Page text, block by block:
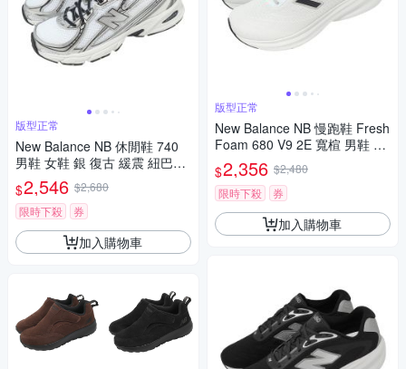
版型正常
New Balance NB 休閒鞋 740
男鞋 女鞋 銀 復古 緩震 紐巴倫
U7401P5-D
$2,546 $2,680
限時下殺
券
加入購物車
版型正常
New Balance NB 慢跑鞋 Fresh
Foam 680 V9 2E 寬楦 男鞋 白
緩震 運動鞋 M68082E-2E
$2,356 $2,480
限時下殺
券
加入購物車